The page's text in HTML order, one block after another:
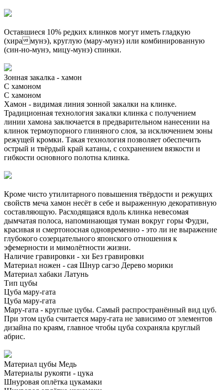
Оставшиеся 10% редких клинков могут иметь гладкую
(хирамунэ), круглую (мару-мунэ) или комбинированную
(син-но-мунэ, мицу-мунэ) спинки.
Зонная закалка - хамон
С хамоном
С хамоном
Хамон - видимая линия зонной закалки на клинке.
Традиционная технология закалки клинка с получением
линии хамона заключается в предварительном нанесении на
клинок термоупорного глиняного слоя, за исключением зоны
режущей кромки. Такая технология позволяет обеспечить
острый и твёрдый край катаны, с сохранением вязкости и
гибкости основного полотна клинка.
Кроме чисто утилитарного повышения твёрдости и режущих
свойств меча хамон несёт в себе и выраженную декоративную
составляющую. Расходящаяся вдоль клинка невесомая
дымчатая полоса, напоминающая туман вокруг горы Фудзи,
красивая и смертоносная одновременно - это ли не выражение
глубокого созерцательного японского отношения к
эфемерности и мимолётности жизни.
Наличие гравировки - хи Без гравировки
Материал ножен - сая Шнур сагэо Дерево морики
Материал хабаки Латунь
Тип цубы
Цуба мару-гата
Цуба мару-гата
Мару-гата - круглые цубы. Самый распространённый вид цуб.
При этом цуба считается мару-гата не зависимо от элементов
дизайна по краям, главное чтобы цуба сохраняла круглый
абрис.
Материал цубы Медь
Материалы рукояти - цука
Шнуровая оплётка цукамаки